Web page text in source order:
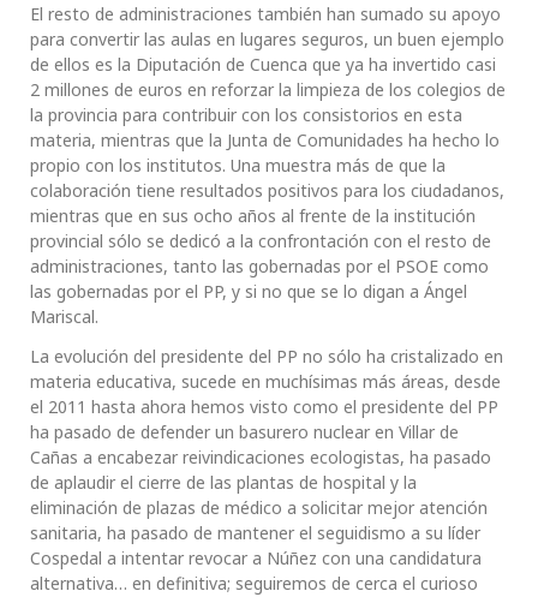
El resto de administraciones también han sumado su apoyo
para convertir las aulas en lugares seguros, un buen ejemplo
de ellos es la Diputación de Cuenca que ya ha invertido casi
2 millones de euros en reforzar la limpieza de los colegios de
la provincia para contribuir con los consistorios en esta
materia, mientras que la Junta de Comunidades ha hecho lo
propio con los institutos. Una muestra más de que la
colaboración tiene resultados positivos para los ciudadanos,
mientras que en sus ocho años al frente de la institución
provincial sólo se dedicó a la confrontación con el resto de
administraciones, tanto las gobernadas por el PSOE como
las gobernadas por el PP, y si no que se lo digan a Ángel
Mariscal.
La evolución del presidente del PP no sólo ha cristalizado en
materia educativa, sucede en muchísimas más áreas, desde
el 2011 hasta ahora hemos visto como el presidente del PP
ha pasado de defender un basurero nuclear en Villar de
Cañas a encabezar reivindicaciones ecologistas, ha pasado
de aplaudir el cierre de las plantas de hospital y la
eliminación de plazas de médico a solicitar mejor atención
sanitaria, ha pasado de mantener el seguidismo a su líder
Cospedal a intentar revocar a Núñez con una candidatura
alternativa… en definitiva; seguiremos de cerca el curioso